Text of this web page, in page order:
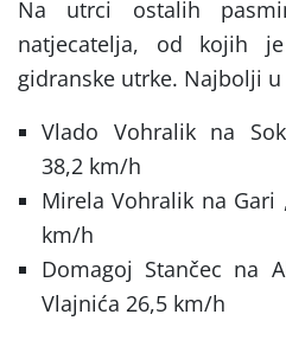
Na utrci ostalih
natjecatelja, od kojih
gidranske utrke. Najbolji
Vlado Vohralik na
38,2 km/h
Mirela Vohralik na
km/h
Domagoj Stančec na
Vlajnića 26,5 km/h